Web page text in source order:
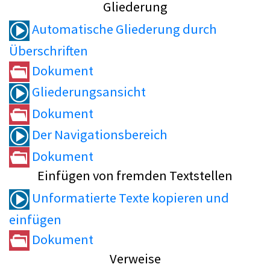
Gliederung
Automatische Gliederung durch
Überschriften
Dokument
Gliederungsansicht
Dokument
Der Navigationsbereich
Dokument
Einfügen von fremden Textstellen
Unformatierte Texte kopieren und
einfügen
Dokument
Verweise